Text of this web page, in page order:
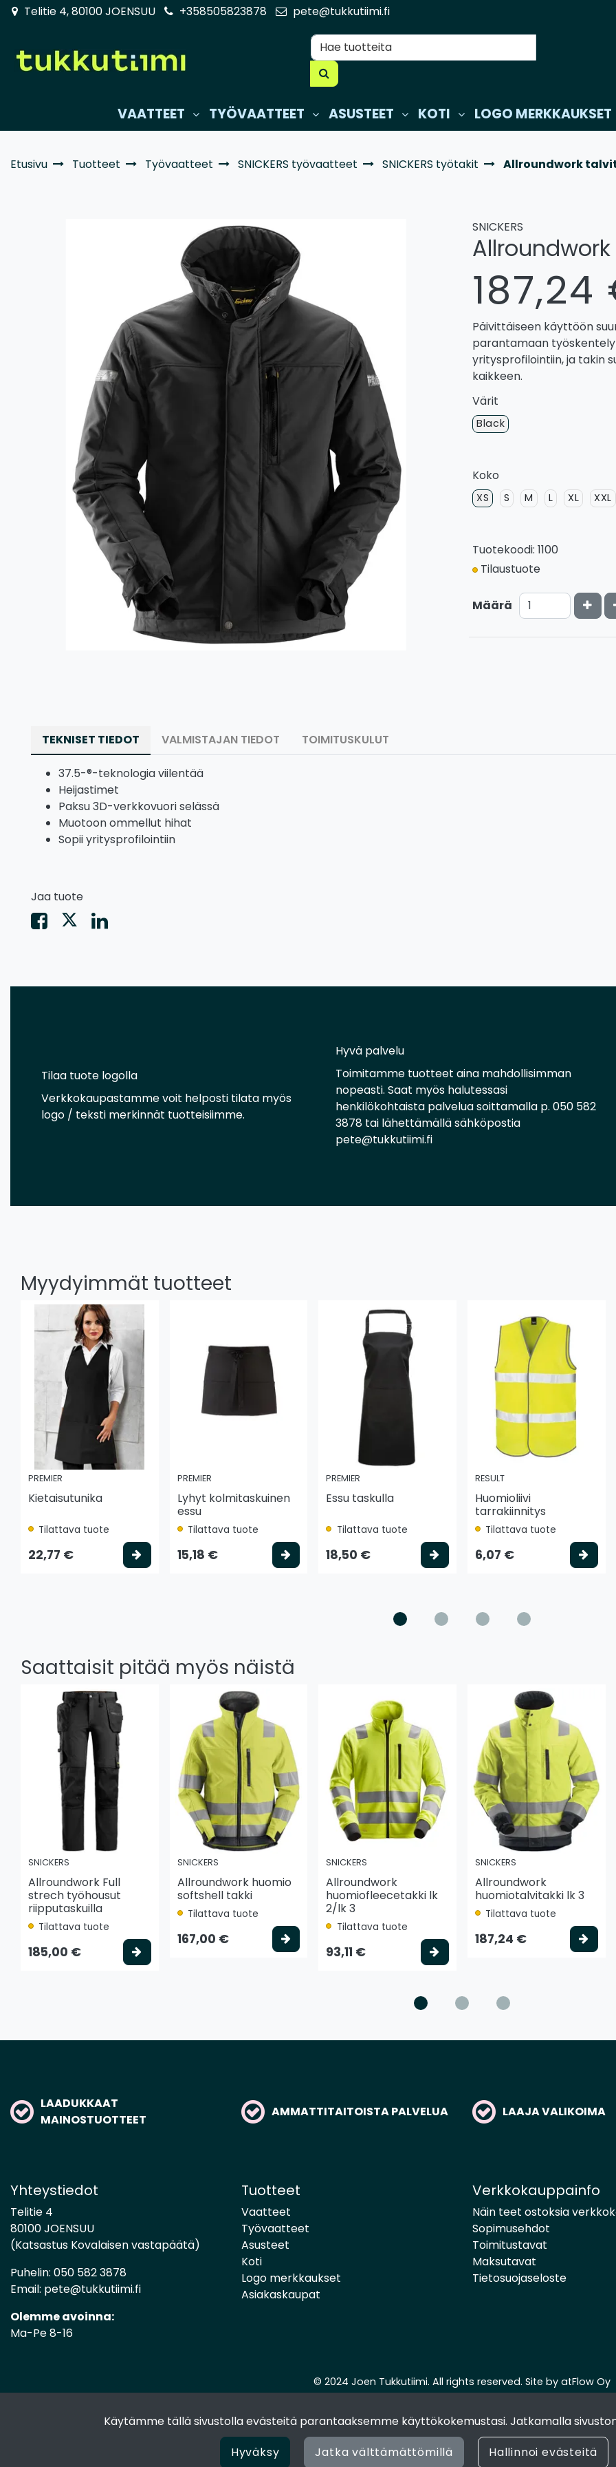
Käytämme tällä sivustolla evästeitä parantaaksemme käyttökokemustasi. Jatkamalla
Hyväksy
Jatka välttämättömillä Hallinnoi evästeitä
Siirry pääsisältöön
Telitie 4, 80100 JOENSUU +358505823878 pete@tukkutiimi.fi
VAATTEET TYÖVAATTEET ASUSTEET KOTI LOGO MERKKAUKSET
Etusivu Tuotteet Työvaatteet SNICKERS työvaatteet SNICKERS työtakit Allroundwork
SNICKERS
187,24
Päivittäiseen käyttöön
parantamaan
yritysprofilointiin, ja takin
kaikkeen.
Värit
Black
Koko
XS S M L XL XXL
Tuotekoodi: 1100
Tilaustuote
Määrä
TEKNISET TIEDOT VALMISTAJAN TIEDOT TOIMITUSKULUT
37.5-®-teknologia viilentää
Heijastimet
Paksu 3D-verkkovuori selässä
Muotoon ommellut hihat
Sopii yritysprofilointiin
Jaa tuote
Tilaa tuote logolla
Verkkokaupastamme voit helposti tilata myös
logo / teksti merkinnät tuotteisiimme.
Hyvä palvelu
Toimitamme tuotteet aina mahdollisimman
nopeasti. Saat myös halutessasi
henkilökohtaista palvelua soittamalla p. 050 582
3878 tai lähettämällä sähköpostia
pete@tukkutiimi.fi
Myydyimmät tuotteet
PREMIER
Kietaisutunika
Tilattava tuote
22,77 € Valitse vaihtoehto
PREMIER
Lyhyt kolmitaskuinen
essu
Tilattava tuote
15,18 € Valitse vaihtoehto
PREMIER
Essu taskulla
Tilattava tuote
18,50 € Valitse vaihtoehto
RESULT
Huomioliivi
tarrakiinnitys
Tilattava tuote
6,07 €
Saattaisit pitää myös näistä
SNICKERS
Allroundwork Full
strech työhousut
riipputaskuilla
Tilattava tuote
185,00 €
SNICKERS
Allroundwork huomio
softshell takki
Tilattava tuote
167,00 €
SNICKERS
Allroundwork
huomiofleecetakki lk
2/lk 3
Tilattava tuote
93,11 €
SNICKERS
Allroundwork
huomiotalvitakki lk 3
Tilattava tuote
187,24 €
LAADUKKAAT
MAINOSTUOTTEET
AMMATTITAITOISTA PALVELUA LAAJA VALIKOIMA
Yhteystiedot
Telitie 4
80100 JOENSUU
(Katsastus Kovalaisen vastapäätä)
Puhelin: 050 582 3878
Email: pete@tukkutiimi.fi
Olemme avoinna:
Ma-Pe 8-16
Tuotteet
Vaatteet
Työvaatteet
Asusteet
Koti
Logo merkkaukset
Asiakaskaupat
Verkkokauppainfo
Näin teet ostoksia
Sopimusehdot
Toimitustavat
Maksutavat
Tietosuojaseloste
© 2024 Joen Tukkutiimi. All rights reserved. Site by atFlow Oy